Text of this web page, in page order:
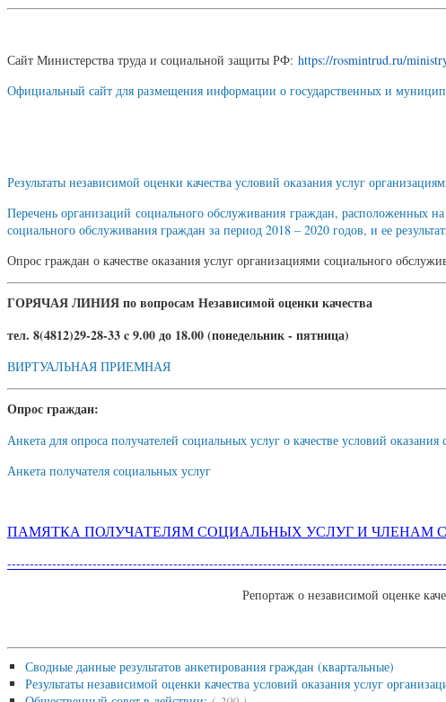
Сайт Министерства труда и социальной защиты РФ: https://rosmintrud.ru/
Официальный сайт для размещения информации о государственных и
Результаты независимой оценки качества условий оказания услуг
Перечень организаций социального обслуживания граждан, расположенных
социального обслуживания граждан за период 2018 – 2020 годов, и ее
Опрос граждан о качестве оказания услуг организациями социального
ГОРЯЧАЯ ЛИНИЯ по вопросам Независимой оценки качества
тел. 8(4812)29-28-33 c 9.00 до 18.00 (понедельник - пятница)
ВИРТУАЛЬНАЯ ПРИЕМНАЯ
Опрос граждан:
Анкета для опроса получателей социальных услуг о качестве условий
Анкета получателя социальных услуг
ПАМЯТКА ПОЛУЧАТЕЛЯМ СОЦИАЛЬНЫХ УСЛУГ И ЧЛЕНАМ
Репортаж о независимой оценке
Сводные данные результатов анкетирования граждан (квартальные)
Результаты независимой оценки качества условий оказания услуг